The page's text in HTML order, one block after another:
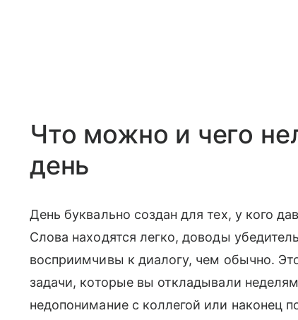
Что можно и чего
день
День буквально создан для тех, у кого
Слова находятся легко, доводы
восприимчивы к диалогу, чем обычно.
задачи, которые вы откладывали
недопонимание с коллегой или наконец